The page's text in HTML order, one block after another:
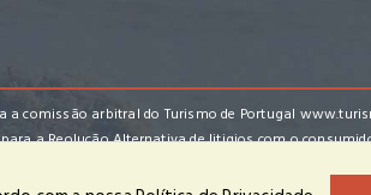
a comissão arbitral do Turismo de Portugal
a Reolução Alternativa de litigios com o